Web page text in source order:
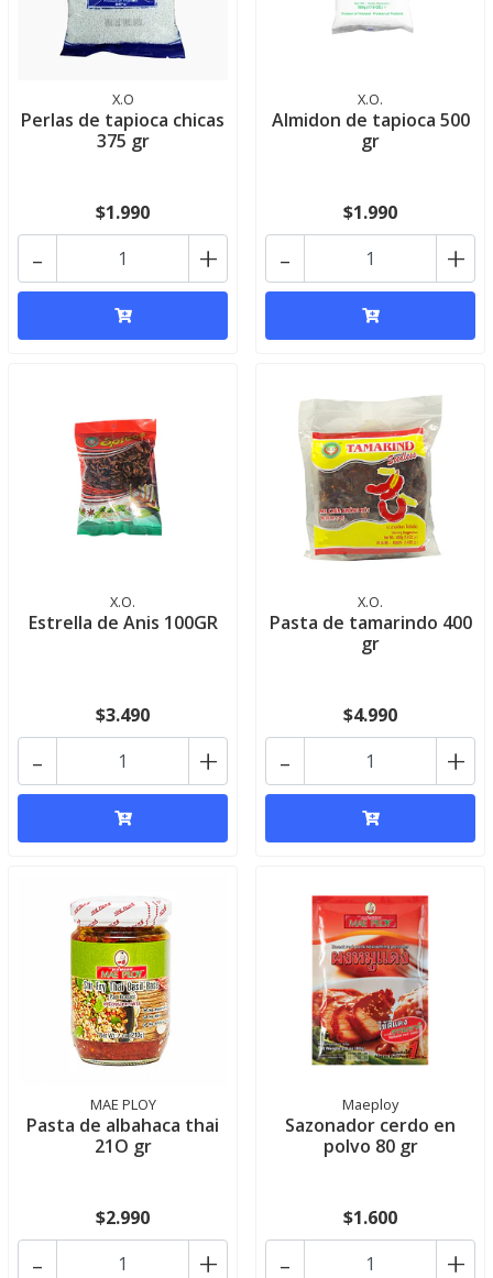
X.O
Perlas de tapioca chicas
375 gr
$1.990
+
-
X.O.
Almidon de tapioca 500
gr
$1.990
+
-
X.O.
Estrella de Anis 100GR
$3.490
+
-
X.O.
Pasta de tamarindo 400
gr
$4.990
+
-
MAE PLOY
Pasta de albahaca thai
21O gr
$2.990
+
-
Maeploy
Sazonador cerdo en
polvo 80 gr
$1.600
+
-